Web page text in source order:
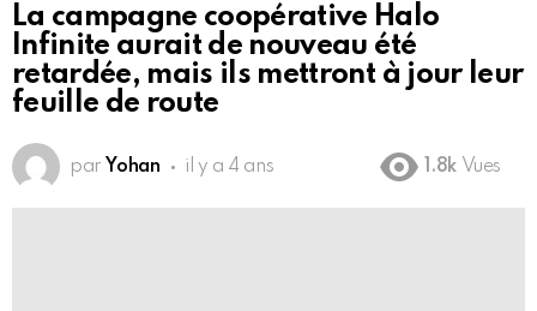
La campagne coopérative Halo
Infinite aurait de nouveau été
retardée, mais ils mettront à jour leur
feuille de route
par Yohan il y a 4 ans 1.8k Vues